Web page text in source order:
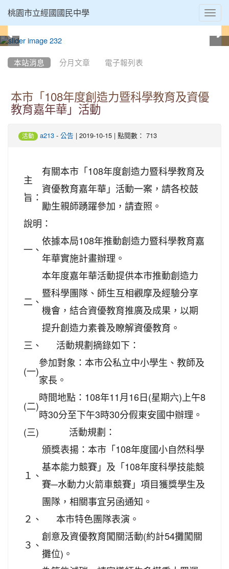
桃園市立經國國民中學
本站消息 分月文章 電子報列表
本市「108年度創造力暨科學教育及資優
教育嘉年華」活動
活動 a213 - 公告 | 2019-10-15 | 點閱數： 713
主
旨：
有關本市「108年度創造力暨科學教育及
資優教育嘉年華」活動一案，請各校鼓
勵生親師踴躍參加，請查照。
說明：
一、
依據本局108年推動創造力暨科學教育嘉
年華實施計畫辦理。
二、
本年度嘉年華活動提供本市推動創造力
暨科學團隊、師生互相觀摩及經驗分享
機會，結合資優教育推廣及成果，以期
提升創造力素養及瞭解資優教育。
三、
活動規劃摘錄如下：
(一)
參加對象：本市公私立中小學生、教師及
家長。
(二)
時間地點：108年11月16日(星期六)上午8
時30分至下午3時30分假東安國中辦理。
(三)
活動規劃：
１、
頒獎表揚：本市「108年度國小自然科學
基本能力競賽」及「108年度科學技能競
賽─水動力火箭車競賽」項目獲獎學生及
團隊，相關事宜另函通知。
２、
本市特色團隊表演。
３、
創意及資優教育闖關活動(約計54攤闖關
攤位)。